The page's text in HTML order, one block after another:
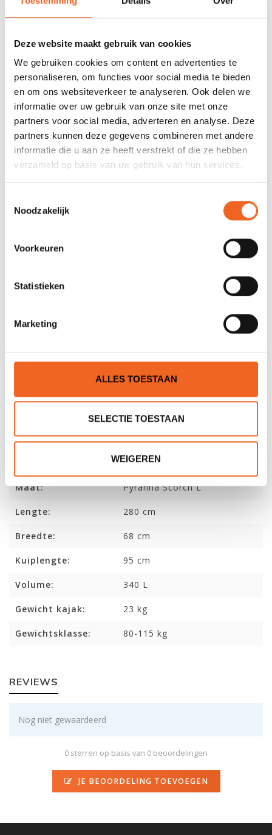
Deze website maakt gebruik van cookies
We gebruiken cookies om content en advertenties te
personaliseren, om functies voor social media te bieden
en om ons websiteverkeer te analyseren. Ook delen we
informatie over uw gebruik van onze site met onze
partners voor social media, adverteren en analyse. Deze
partners kunnen deze gegevens combineren met andere
informatie die u aan ze heeft verstrekt of die ze hebben
verzameld op basis van uw gebruik van hun services.
Noodzakelijk
Voorkeuren
Statistieken
Marketing
ALLES TOESTAAN
SELECTIE TOESTAAN
WEIGEREN
wedstrijden.
Wij leveren de Scorch in Stout 2 uitvoering. Dus inclusief ratels
foam, hip pad kit en verstelbare plaatvoetsteun.
SPECIFICATIES
Maat: Pyranha Scorch S
Lengte: 259 cm
Kuiplengte:
Volume:
Gewichtsklasse:
Breedte: 66 cm
310 L
Gewicht kajak: 21 kg
65-90 kg
Maat: Pyranha Scorch L
Lengte: 280 cm
Breedte: 68 cm
Kuiplengte: 95 cm
Volume: 340 L
Gewicht kajak: 23 kg
Gewichtsklasse: 80-115 kg
REVIEWS
Nog niet gewaardeerd
0 sterren op basis van 0 beoordelingen
JE BEOORDELING TOEVOEGEN